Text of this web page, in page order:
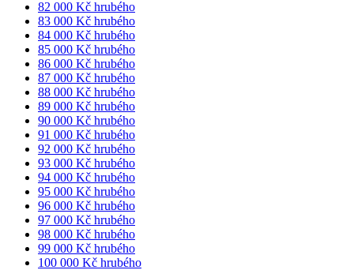
82 000 Kč hrubého
83 000 Kč hrubého
84 000 Kč hrubého
85 000 Kč hrubého
86 000 Kč hrubého
87 000 Kč hrubého
88 000 Kč hrubého
89 000 Kč hrubého
90 000 Kč hrubého
91 000 Kč hrubého
92 000 Kč hrubého
93 000 Kč hrubého
94 000 Kč hrubého
95 000 Kč hrubého
96 000 Kč hrubého
97 000 Kč hrubého
98 000 Kč hrubého
99 000 Kč hrubého
100 000 Kč hrubého